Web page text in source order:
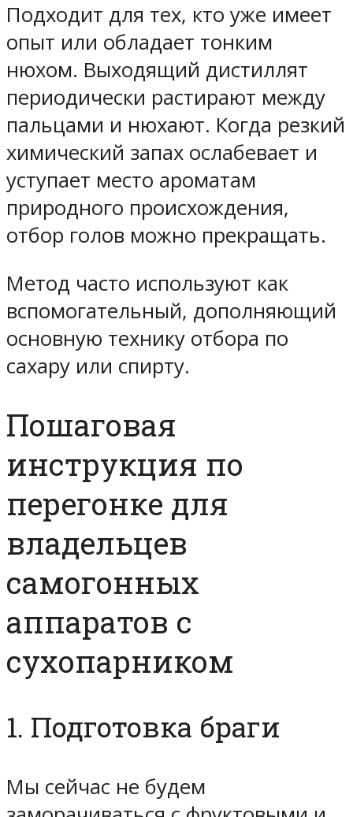
Подходит для тех, кто уже имеет
опыт или обладает тонким
нюхом. Выходящий дистиллят
периодически растирают между
пальцами и нюхают. Когда резкий
химический запах ослабевает и
уступает место ароматам
природного происхождения,
отбор голов можно прекращать.
Метод часто используют как
вспомогательный, дополняющий
основную технику отбора по
сахару или спирту.
Пошаговая
инструкция по
перегонке для
владельцев
самогонных
аппаратов с
сухопарником
1. Подготовка браги
Мы сейчас не будем